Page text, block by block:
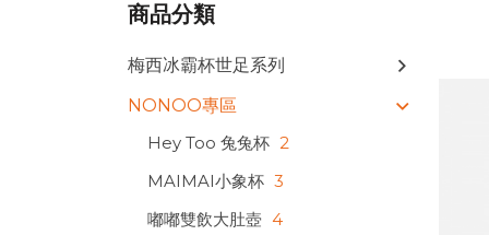
商品分類
梅西冰霸杯世足系列
NONOO專區
Hey Too 兔兔杯 2
MAIMAI小象杯 3
嘟嘟雙飲大肚壺 4